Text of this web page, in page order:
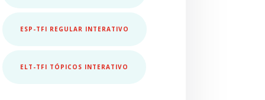
ESP-TFI REGULAR INTERATIVO
ELT-TFI TÓPICOS INTERATIVO